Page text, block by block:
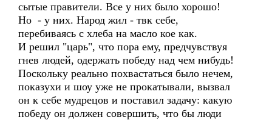
сытые правители. Все у них было хорошо!
Но - у них. Народ жил - твк себе,
перебиваясь с хлеба на масло кое как.
И решил "царь", что пора ему, предчувствуя
гнев людей, одержать победу над чем нибудь!
Поскольку реально похвастаться было нечем,
показухи и шоу уже не прокатывали, вызвал
он к себе мудрецов и поставил задачу: какую
победу он должен совершить, что бы люди